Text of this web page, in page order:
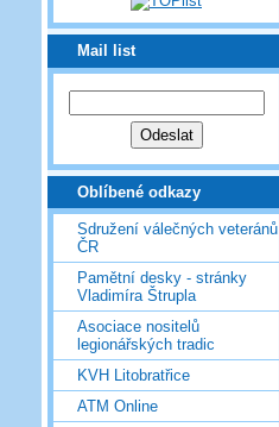
Mail list
Oblíbené odkazy
Sdružení válečných veteránů
ČR
Pamětní desky - stránky
Vladimíra Štrupla
Asociace nositelů
legionářských tradic
KVH Litobratřice
ATM Online